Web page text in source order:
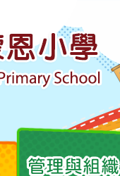
管理與組織